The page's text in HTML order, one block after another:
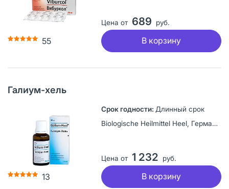
55
Цена от 689 руб.
В корзину
Галиум-хель
13
Длинный срок
Biologische Heilmittel Heel, Германия
Цена от 1 232 руб.
В корзину